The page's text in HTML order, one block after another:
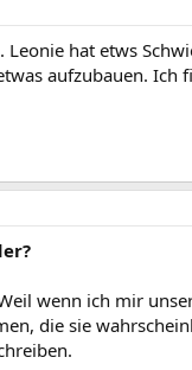
hat etws
aufzubauen.
wenn ich mir
die sie